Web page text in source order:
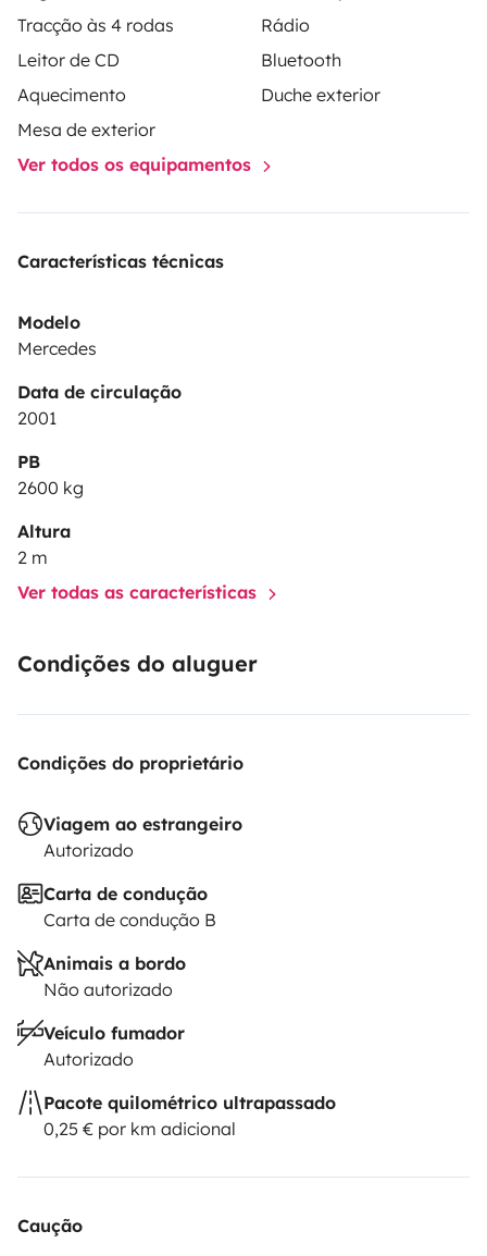
Tracção às 4 rodas
Rádio
Leitor de CD
Bluetooth
Aquecimento
Duche exterior
Mesa de exterior
Ver todos os equipamentos
Características técnicas
Modelo
Mercedes
Data de circulação
2001
PB
2600 kg
Altura
2 m
Ver todas as características
Condições do aluguer
Condições do proprietário
Viagem ao estrangeiro
Autorizado
Carta de condução
Carta de condução B
Animais a bordo
Não autorizado
Veículo fumador
Autorizado
Pacote quilométrico ultrapassado
0,25 € por km adicional
Caução